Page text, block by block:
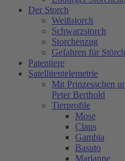
Der Storch
Weißstorch
Schwarzstorch
Storchenzug
Gefahren für
Patentiere
Satellitentelemetrie
Mit Prinzesschen
Peter Berthold
Tierprofile
Mose
Claus
Gambia
Basuto
Marianne